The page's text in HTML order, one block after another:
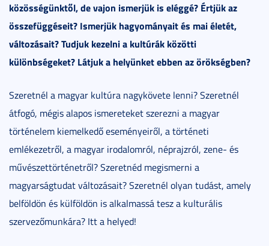
közösségünktől, de vajon ismerjük is eléggé? Értjük az
összefüggéseit? Ismerjük hagyományait és mai életét,
változásait? Tudjuk kezelni a kultúrák közötti
különbségeket? Látjuk a helyünket ebben az örökségben?
Szeretnél a magyar kultúra nagykövete lenni? Szeretnél
átfogó, mégis alapos ismereteket szerezni a magyar
történelem kiemelkedő eseményeiről, a történeti
emlékezetről, a magyar irodalomról, néprajzról, zene- és
művészettörténetről? Szeretnéd megismerni a
magyarságtudat változásait? Szeretnél olyan tudást, amely
belföldön és külföldön is alkalmassá tesz a kulturális
szervezőmunkára? Itt a helyed!